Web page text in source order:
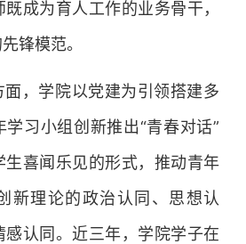
成为育人工作的业务骨干，
锋模范。
，学院以党建为引领搭建多
习小组创新推出“青春对话”
生喜闻乐见的形式，推动青年
新理论的政治认同、思想认
感认同。近三年，学院学子在